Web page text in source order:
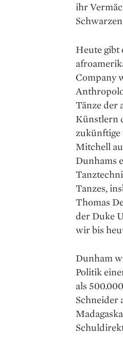
ihr
Heute gibt
Company
Tänze der
Künstlern
zukünftige
Mitchell
Dunhams
Tanzes,
Thomas
der Duke
wir bis
Dunham
Politik
als
Schneider